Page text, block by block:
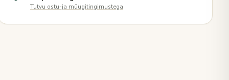
Tutvu ostu-ja müügitingimustega